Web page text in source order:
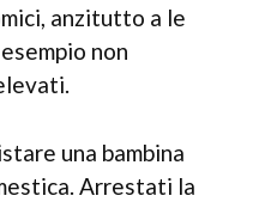
anzitutto a le
non
una bambina
Arrestati la